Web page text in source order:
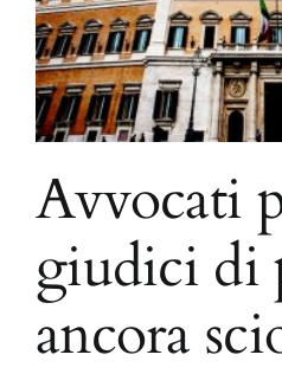
Avvocati
giudici di
ancora